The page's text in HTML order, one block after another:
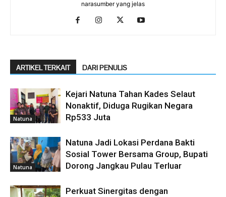
narasumber yang jelas
ARTIKEL TERKAIT DARI PENULIS
Natuna
Kejari Natuna Tahan Kades Selaut
Nonaktif, Diduga Rugikan Negara
Rp533 Juta
Natuna
Natuna Jadi Lokasi Perdana Bakti
Sosial Tower Bersama Group, Bupati
Dorong Jangkau Pulau Terluar
Perkuat Sinergitas dengan